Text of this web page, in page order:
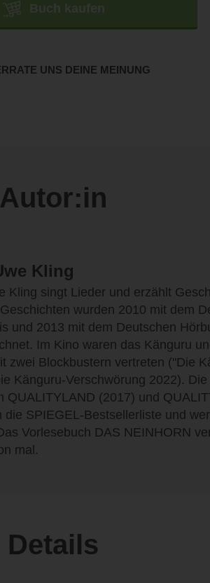
Buch kaufen
UNS DEINE MEINUNG
Autor:in
Kling
Kling singt Lieder und erzählt
wurden 2010 mit dem
und 2013 mit dem Deutschen
Im Kino waren das Känguru
zwei Blockbustern vertreten ("Die
Känguru-Verschwörung 2022).
QUALITYLAND (2017) und
die SPIEGEL-Bestsellerliste und
Vorlesebuch DAS NEINHORN
mal.
Details